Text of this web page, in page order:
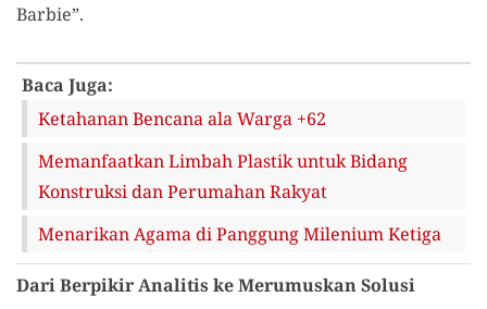
Barbie”.
Baca Juga:
Ketahanan Bencana ala Warga +62
Memanfaatkan Limbah Plastik untuk Bidang
Konstruksi dan Perumahan Rakyat
Menarikan Agama di Panggung Milenium Ketiga
Dari Berpikir Analitis ke Merumuskan Solusi